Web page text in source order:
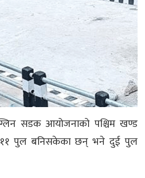
सडक आयोजनाको पश्चिम खण्ड
११ पुल बनिसकेका छन् भने दुई पुल